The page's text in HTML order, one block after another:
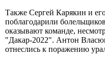
Также Сергей Карякин и
поблагодарили
оказывают команде,
"Дакар-2022". Антон
отнеслись к поражению